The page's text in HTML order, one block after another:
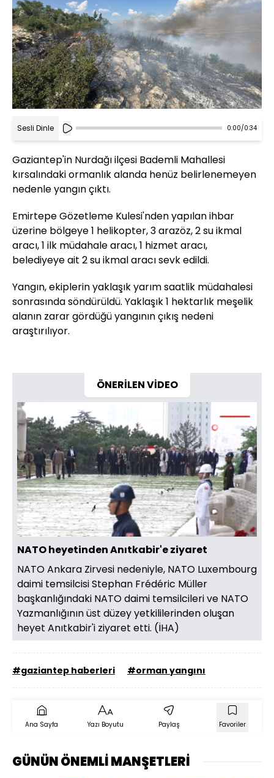
Sesli Dinle 0:00/0:34
Gaziantep'in Nurdağı ilçesi Bademli Mahallesi
kırsalındaki ormanlık alanda henüz belirlenemeyen
nedenle yangın çıktı.
Emirtepe Gözetleme Kulesi'nden yapılan ihbar
üzerine bölgeye 1 helikopter, 3 arazöz, 2 su ikmal
aracı, 1 ilk müdahale aracı, 1 hizmet aracı,
belediyeye ait 2 su ikmal aracı sevk edildi.
Yangın, ekiplerin yaklaşık yarım saatlik müdahalesi
sonrasında söndürüldü. Yaklaşık 1 hektarlık meşelik
alanın zarar gördüğü yangının çıkış nedeni
araştırılıyor.
ÖNERİLEN VİDEO
Sesi
Aç
Yüklendi:
22.77%
Oynatma
Hızı
NATO heyetinden Anıtkabir'e ziyaret
NATO Ankara Zirvesi nedeniyle, NATO Luxembourg
daimi temsilcisi Stephan Frédéric Müller
başkanlığındaki NATO daimi temsilcileri ve NATO
Yazmanlığının üst düzey yetkililerinden oluşan
heyet Anıtkabir'i ziyaret etti. (İHA)
#gaziantep haberleri #orman yangını
Ana Sayfa Yazı Boyutu Paylaş Favoriler
GÜNÜN ÖNEMLİ MANŞETLERİ